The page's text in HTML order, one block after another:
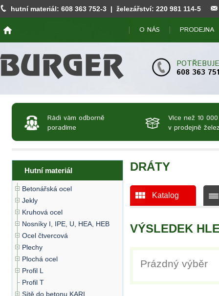
hutní materiál: 608 363 752-3 | železářství: 220 981 114-5
O NÁS PRODEJNA
608 363 751
Rádi vám odborně
poradíme
Více než 10
v prodejně
Hutní materiál
Betonářská ocel
Jekly
Kruhová ocel
Nosníky I, IPE, U, HEA, HEB
Ocel čtvercová
Plechy
Plochá ocel
Profil L
Profil T
Sítě do betonu KARI
DRÁTY
Katalog
VÝSLEDEK
Prázdný výběr